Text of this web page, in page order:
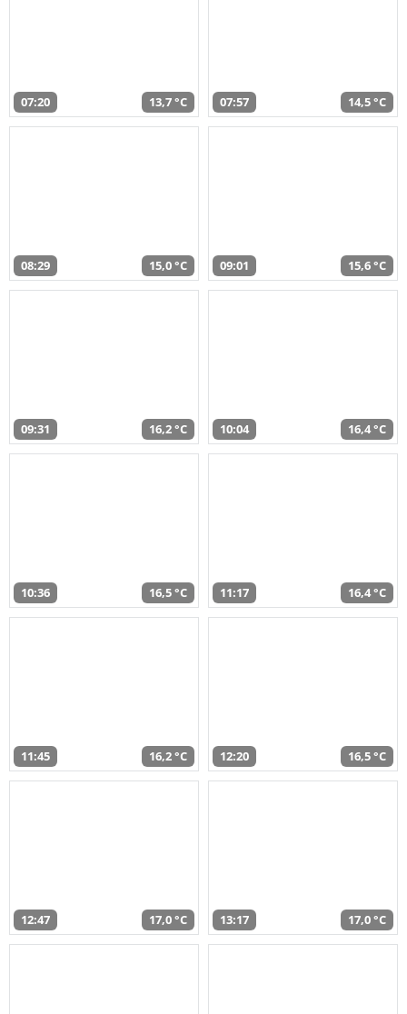
07:20 13,7 °C 07:57 14,5 °C
08:29 15,0 °C 09:01 15,6 °C
09:31 16,2 °C 10:04 16,4 °C
10:36 16,5 °C 11:17 16,4 °C
11:45 16,2 °C 12:20 16,5 °C
12:47 17,0 °C 13:17 17,0 °C